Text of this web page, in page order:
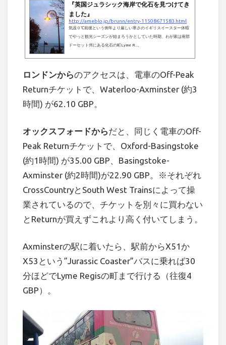
『英国ジュラシック海岸で化石を見つけてき
ました』
http://ameblo.jp/brunn/entry-11508671583.html
気温０℃前後という例年より厳しい寒さのイギリスイースター休暇
でやっと観光シーズンが始まろうかとしていた時期、わが家は南部
ドーセット州にある化石の町Lyme R…
ロンドンからのアクセスは、電車のOff-Peak
Returnチケットで、Waterloo-Axminster (約3
時間) が62.10 GBP。
オックスフォードからだと、同じく電車のOff-
Peak Returnチケットで、Oxford-Basingstoke
(約1時間) が35.00 GBP、Basingstoke-
Axminster (約2時間)が22.90 GBP。※それぞれ
CrossCountryとSouth West Trainsによって操
業されているので、チケットを別々に買わない
とReturnが買えずこれより高く付いてしまう。
Axminsterの駅に着いたら、駅前からX51か
X53という”Jurassic Coaster”バスに乗れば30
分ほどでLyme Regisの町まで行ける（往復4
GBP）。